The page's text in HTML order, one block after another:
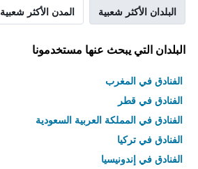
البلدان الأكثر شعبية المدن الأكثر شعبية
البلدان التي يبحث عنها مستخدمونا
الفنادق في المغرب
الفنادق في قطر
الفنادق في المملكة العربية السعودية
الفنادق في تركيا
الفنادق في إندونيسيا